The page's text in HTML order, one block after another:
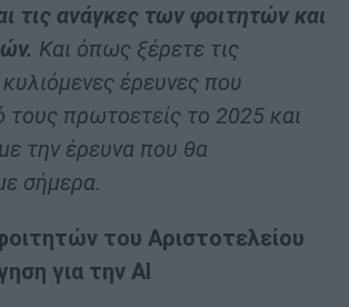
τις ανάγκες των φοιτητών και
Και όπως ξέρετε τις
έρευνες που
τους πρωτοετείς το 2025 και
την έρευνα που θα
σήμερα.
του Αριστοτελείου
για την ΑΙ